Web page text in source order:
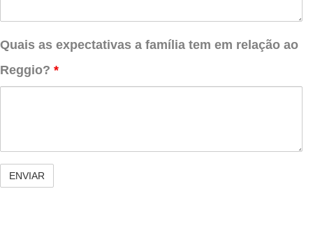
Quais as expectativas a família tem em relação ao
Reggio? *